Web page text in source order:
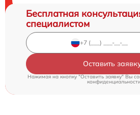
Бесплатная
специалистом
Оставить
Нажимая на кнопку "Оставить заявку" Вы
конфиденциальности